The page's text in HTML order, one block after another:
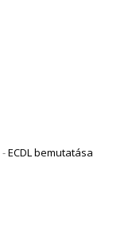
-ECDL bemutatása